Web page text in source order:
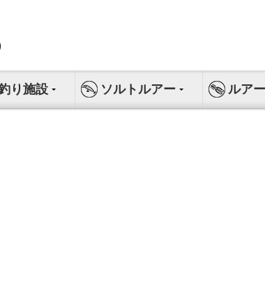
り施設 ソルトルアー ルア